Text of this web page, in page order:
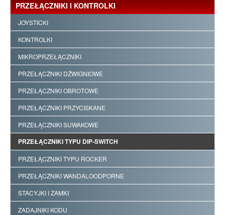
PRZEŁĄCZNIKI I KONTROLKI
JOYSTICKI
KONTROLKI
MIKROPRZEŁĄCZNIKI
PRZEŁĄCZNIKI DŹWIGNIOWE
PRZEŁĄCZNIKI OBROTOWE
PRZEŁĄCZNIKI PRZYCISKANE
PRZEŁĄCZNIKI SUWAKOWE
PRZEŁĄCZNIKI TYPU DIP-SWITCH
PRZEŁĄCZNIKI TYPU ROCKER
PRZEŁĄCZNIKI WANDALOODPORNE
STACYJKI I ZAMKI
ZADAJNIKI KODU